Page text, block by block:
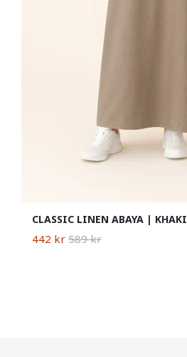
CLASSIC LINEN ABAYA | KHAKI
442 kr 589 kr